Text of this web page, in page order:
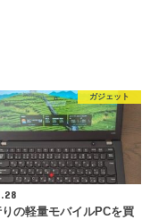
ガジェット
の軽量モバイルPCを買